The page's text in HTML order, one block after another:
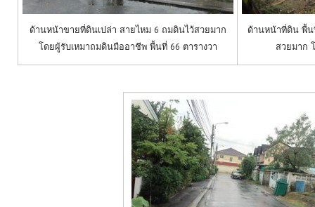
ด้านหน้าขายที่ดินเปล่า สายไหม 6 ถมดินไว้สวยมาก
โดยผู้รับเหมาถมดินมืออาชีพ พื้นที่ 66 ตารางวา
ด้านหน้าที่ดิน พื้น
สวยมาก